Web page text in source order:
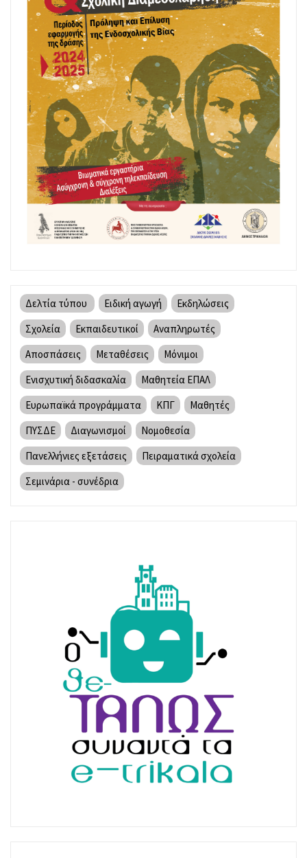
Δελτία τύπου Ειδική αγωγή
Εκδηλώσεις
Σχολεία
Εκπαιδευτικοί
Αναπληρωτές
Αποσπάσεις
Μεταθέσεις
Μόνιμοι
Ενισχυτική διδασκαλία
Μαθητεία ΕΠΑΛ
Ευρωπαϊκά προγράμματα
ΚΠΓ
Μαθητές
ΠΥΣΔΕ
Διαγωνισμοί
Νομοθεσία
Πανελλήνιες εξετάσεις
Πειραματικά σχολεία
Σεμινάρια - συνέδρια